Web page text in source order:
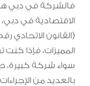
فالشركة في دبي
الاقتصادية في دبي،
المميزات، فإذا
سواء شركة كبيرة،
بالعديد من